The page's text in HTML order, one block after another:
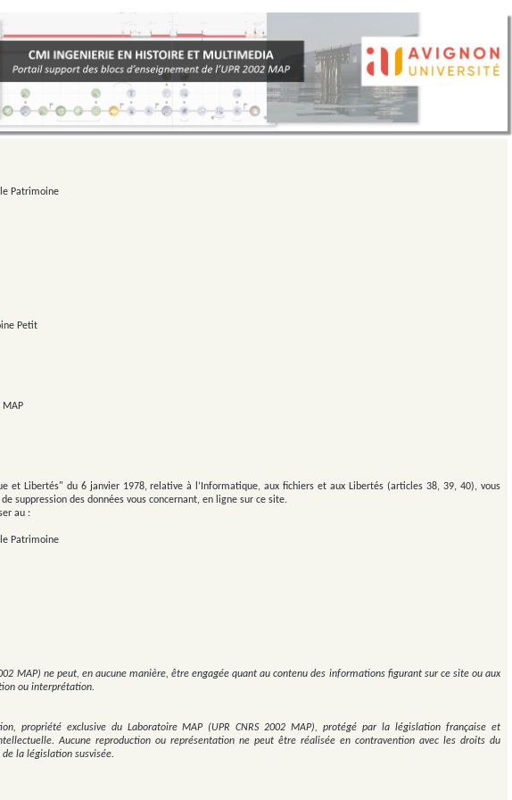
Patrimoine
Petit
MAP
et Libertés" du 6 janvier 1978, relative à l’Informatique, aux fichiers et aux Libertés (articles 38, 39, 40), vous
suppression des données vous concernant, en ligne sur ce site.
au :
Patrimoine
MAP) ne peut, en aucune manière, être engagée quant au contenu des informations figurant sur ce site ou aux
ou interprétation.
propriété exclusive du Laboratoire MAP (UPR CNRS 2002 MAP), protégé par la législation française et
Aucune reproduction ou représentation ne peut être réalisée en contravention avec les droits du
de la législation susvisée.